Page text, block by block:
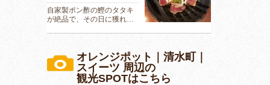
自家製ポン酢の鰹のタタキ
が絶品で、その日に獲れ…
オレンジポット｜清水町｜
スイーツ 周辺の
観光SPOTはこちら